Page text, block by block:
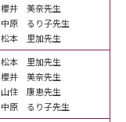
櫻井 美奈先生
中原 るり子先生
松本 里加先生
松本 里加先生
櫻井 美奈先生
山住 康恵先生
中原 るり子先生